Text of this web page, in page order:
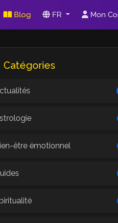
Blog FR Mon
Catégories
être émotionnel